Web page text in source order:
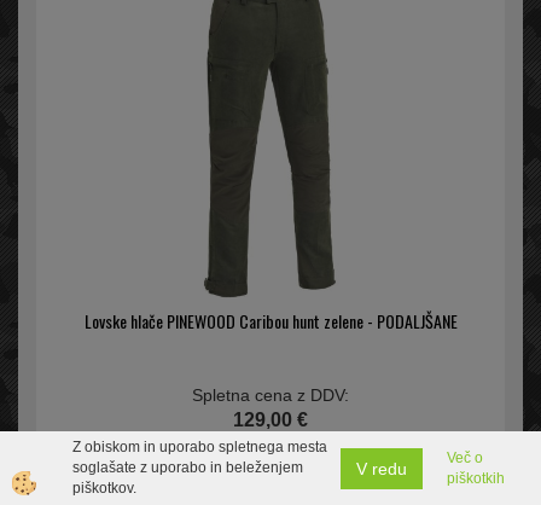
Lovske hlače PINEWOOD Caribou hunt zelene - PODALJŠANE
Spletna cena z DDV:
129,00 €
Zaloga
Z obiskom in uporabo spletnega mesta
soglašate z uporabo in beleženjem
piškotkov.
V redu
Več o
piškotkih